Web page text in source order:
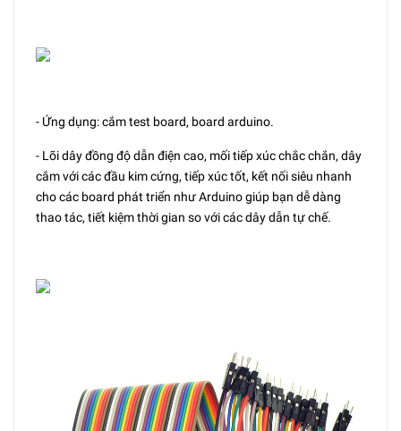
- Ứng dụng: cắm test board, board arduino.
- Lõi dây đồng độ dẫn điện cao, mối tiếp xúc chắc chắn, dây
cắm với các đầu kim cứng, tiếp xúc tốt, kết nối siêu nhanh
cho các board phát triển như Arduino giúp bạn dễ dàng
thao tác, tiết kiệm thời gian so với các dây dẫn tự chế.